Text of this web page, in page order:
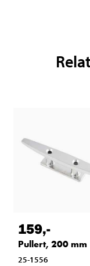
159,-
Pullert, 200 mm
25-1556